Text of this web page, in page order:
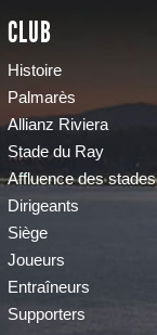
CLUB
Histoire
Palmarès
Allianz Riviera
Stade du Ray
Affluence des stades
Dirigeants
Siège
Joueurs
Entraîneurs
Supporters